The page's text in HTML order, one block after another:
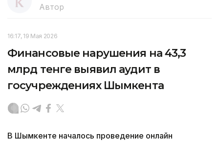
Автор
16:17, 19 Мая 2026
Финансовые нарушения на 43,3
млрд тенге выявил аудит в
госучреждениях Шымкента
В Шымкенте началось проведение онлайн